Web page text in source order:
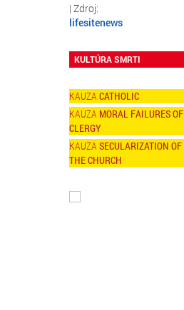
lifesitenews
KULTÚRA SMRTI
CATHOLIC
MORAL FAILURES OF
CLERGY
SECULARIZATION OF
THE CHURCH